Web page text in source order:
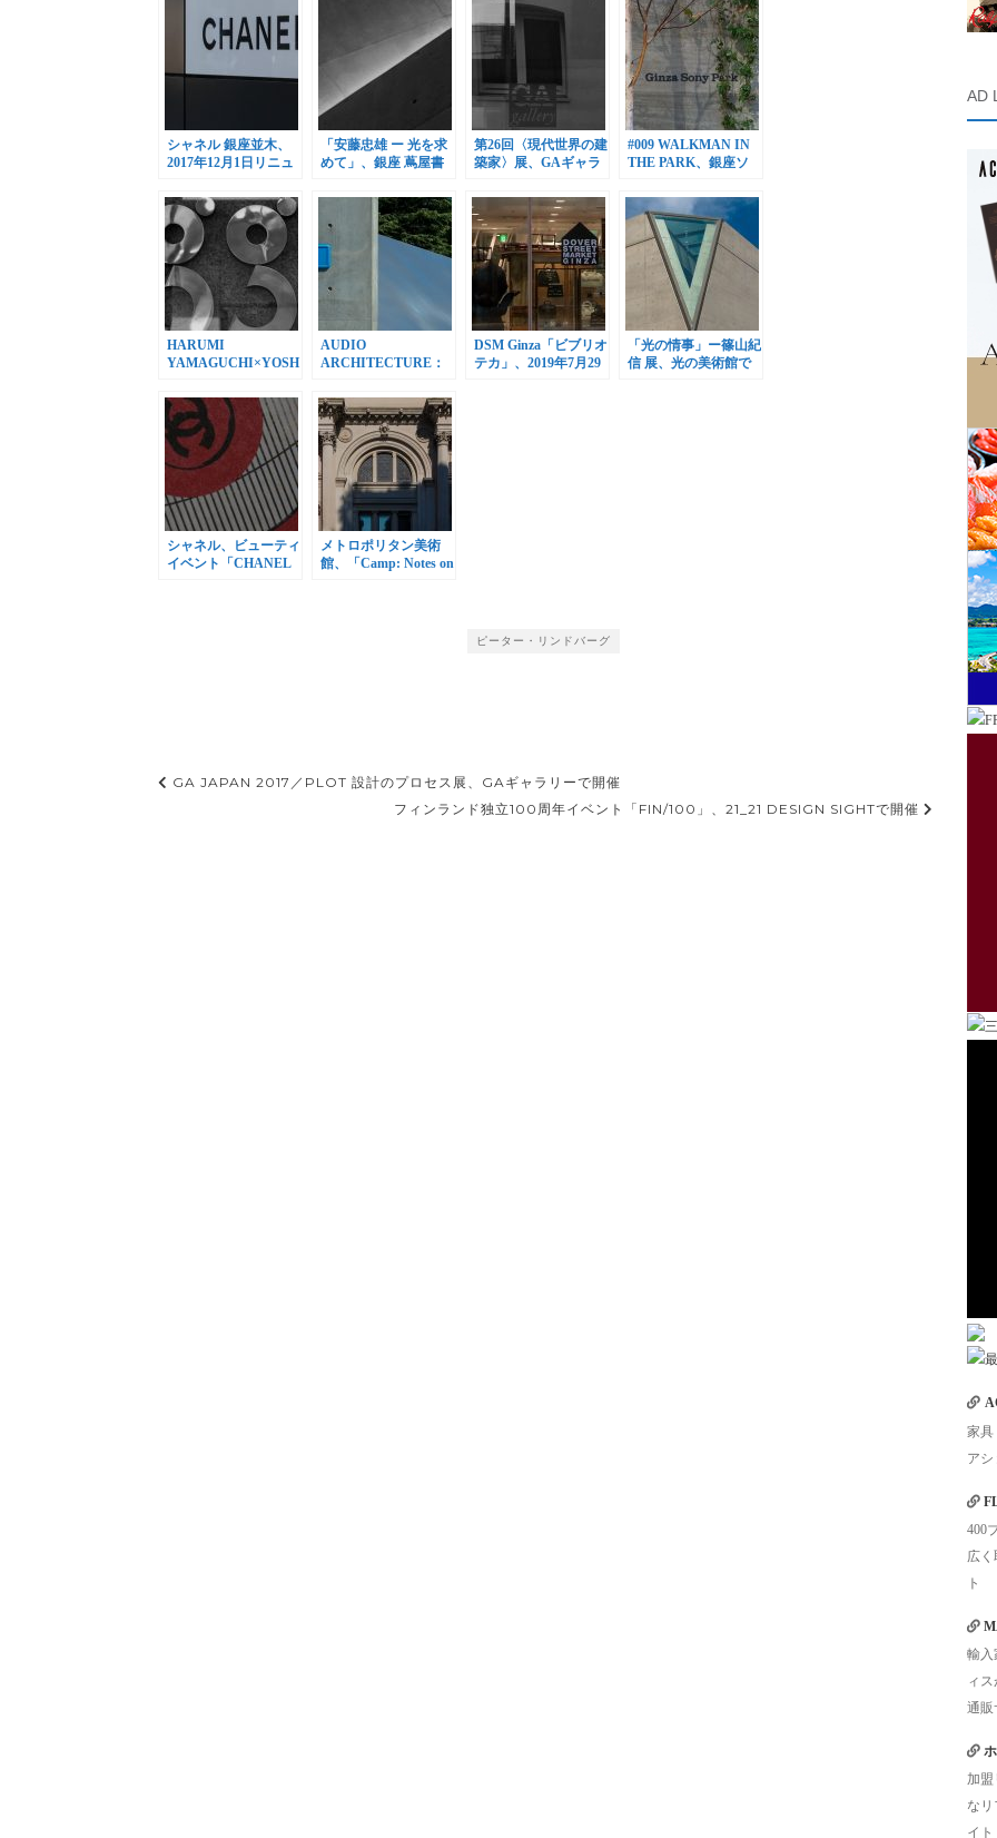
シャネル 銀座並木、
2017年12月1日リニュ
「安藤忠雄 ー 光を求
めて」、銀座 蔦屋書
開催
第26回〈現代世界の建
築家〉展、GAギャラ
#009 WALKMAN IN
THE PARK、銀座ソ
HARUMI
YAMAGUCHI×YOSH
Summer
AUDIO
ARCHITECTURE：
展、21_21 DESIGN
SIGHTで開催
DSM Ginza「ビブリオ
テカ」、2019年7月29
「光の情事」ー篠山紀
信 展、光の美術館で
シャネル、ビューティ
イベント「CHANEL
メトロポリタン美術
館、「Camp: Notes on
ピーター・リンドバーグ
投GA JAPAN 2017／PLOT 設計のプロセス展、GAギャラリーで開催
フィンランド独立100周年イベント「FIN/100」、21_21 DESIGN SIGHTで開催
AD
家具
ア
400
広
ト
輸入
ィ
通販
加
な
イト